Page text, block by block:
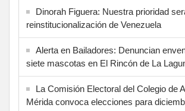
Dinorah Figuera: Nuestra prioridad
reinstitucionalización de Venezuela
Alerta en Bailadores: Denuncian
siete mascotas en El Rincón de La
La Comisión Electoral del Colegio de
Mérida convoca elecciones para